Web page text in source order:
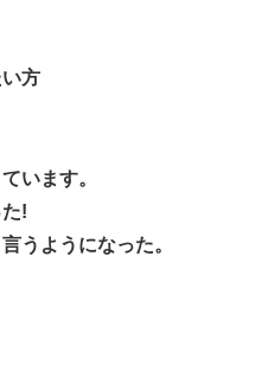
方
います。
!
うようになった。